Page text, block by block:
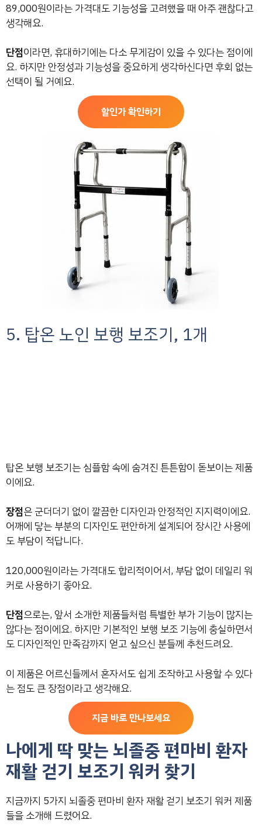
89,000원이라는 가격대도 기능성을 고려했을 때 아주 괜찮다고
생각해요.
단점이라면, 휴대하기에는 다소 무게감이 있을 수 있다는 점이에
요. 하지만 안정성과 기능성을 중요하게 생각하신다면 후회 없는
선택이 될 거예요.
할인가 확인하기
5. 탑온 노인 보행 보조기, 1개
탑온 보행 보조기는 심플함 속에 숨겨진 튼튼함이 돋보이는 제품
이에요.
장점은 군더더기 없이 깔끔한 디자인과 안정적인 지지력이에요.
어깨에 닿는 부분의 디자인도 편안하게 설계되어 장시간 사용에
도 부담이 적답니다.
120,000원이라는 가격대도 합리적이어서, 부담 없이 데일리 워
커로 사용하기 좋아요.
단점으로는, 앞서 소개한 제품들처럼 특별한 부가 기능이 많지는
않다는 점이에요. 하지만 기본적인 보행 보조 기능에 충실하면서
도 디자인적인 만족감까지 얻고 싶으신 분들께 추천드려요.
이 제품은 어르신들께서 혼자서도 쉽게 조작하고 사용할 수 있다
는 점도 큰 장점이라고 생각해요.
지금 바로 만나보세요
나에게 딱 맞는 뇌졸중 편마비 환자
재활 걷기 보조기 워커 찾기
지금까지 5가지 뇌졸중 편마비 환자 재활 걷기 보조기 워커 제품
들을 소개해 드렸어요.